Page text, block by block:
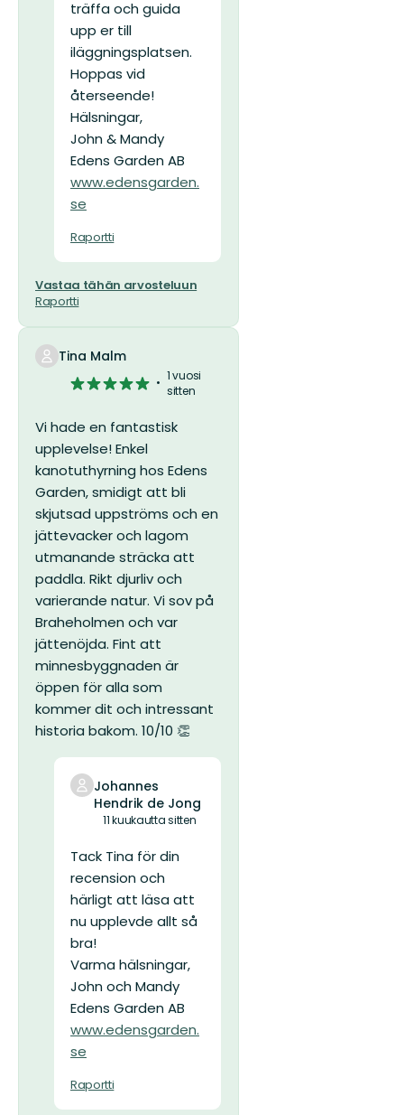
träffa och guida
upp er till
iläggningsplatsen.
Hoppas vid
återseende!
Hälsningar,
John & Mandy
Edens Garden AB
www.edensgarden.
se
Raportti
Vastaa tähän arvosteluun
Raportti
Tina Malm
5/5
1 vuosi
sitten
Vi hade en fantastisk
upplevelse! Enkel
kanotuthyrning hos Edens
Garden, smidigt att bli
skjutsad uppströms och en
jättevacker och lagom
utmanande sträcka att
paddla. Rikt djurliv och
varierande natur. Vi sov på
Braheholmen och var
jättenöjda. Fint att
minnesbyggnaden är
öppen för alla som
kommer dit och intressant
historia bakom. 10/10 👏
Johannes
Hendrik de Jong
11 kuukautta sitten
Tack Tina för din
recension och
härligt att läsa att
nu upplevde allt så
bra!
Varma hälsningar,
John och Mandy
Edens Garden AB
www.edensgarden.
se
Raportti